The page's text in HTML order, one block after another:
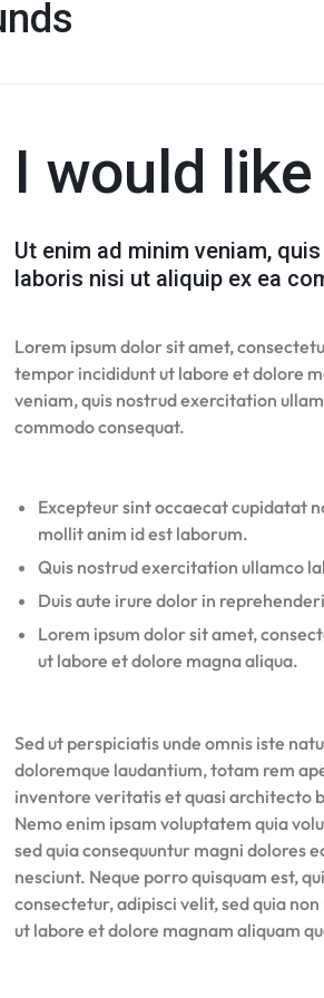
I would
Ut enim ad minim veniam,
laboris nisi ut aliquip ex ea
Lorem ipsum dolor sit amet,
tempor incididunt ut labore et dolore
veniam, quis nostrud exercitation
commodo consequat.
Excepteur sint occaecat cupidatat
mollit anim id est laborum.
Quis nostrud exercitation ullamco
Duis aute irure dolor in
Lorem ipsum dolor sit amet,
ut labore et dolore magna aliqua.
Sed ut perspiciatis unde omnis iste
doloremque laudantium, totam rem
inventore veritatis et quasi architecto
Nemo enim ipsam voluptatem quia
sed quia consequuntur magni dolores
nesciunt. Neque porro quisquam est,
consectetur, adipisci velit, sed quia
ut labore et dolore magnam aliquam